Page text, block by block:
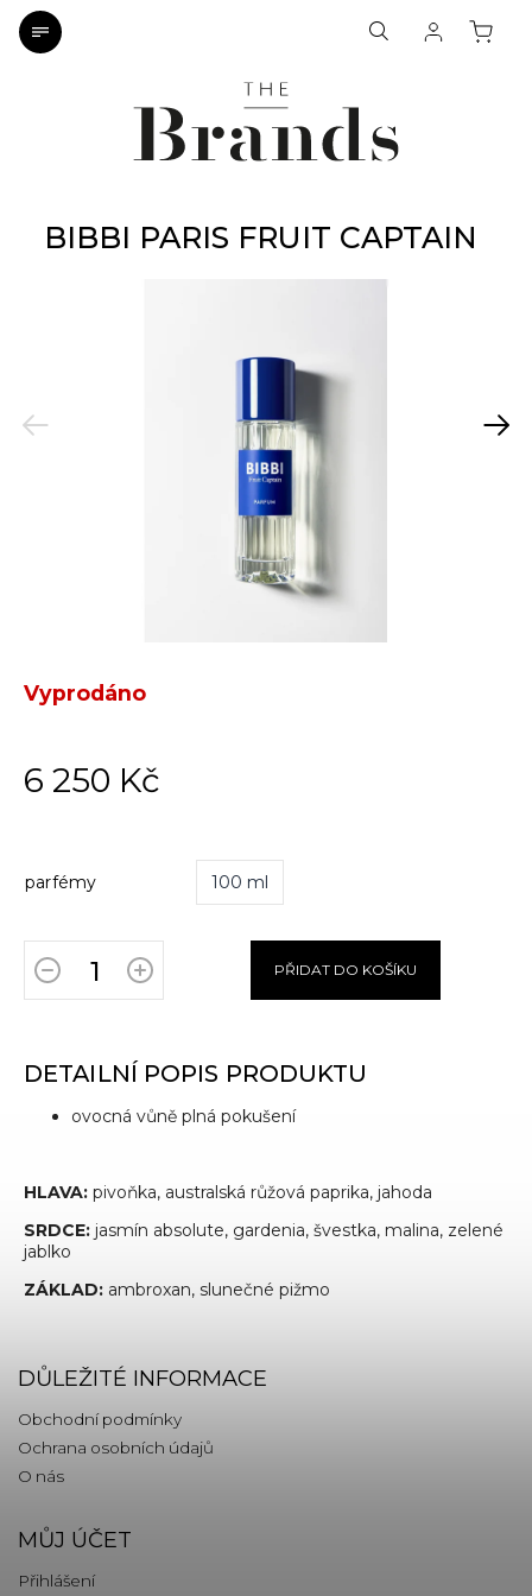
BIBBI PARIS FRUIT CAPTAIN
Previous Next
parfémy 100 ml
6 250 Kč
Vyprodáno
PŘIDAT DO KOŠÍKU
DETAILNÍ POPIS PRODUKTU
ovocná vůně plná pokušení
HLAVA: pivoňka, australská růžová paprika, jahoda
SRDCE: jasmín absolute, gardenia, švestka, malina, zelené
jablko
ZÁKLAD: ambroxan, slunečné pižmo
DŮLEŽITÉ INFORMACE
Obchodní podmínky
Ochrana osobních údajů
O nás
MŮJ ÚČET
Přihlášení